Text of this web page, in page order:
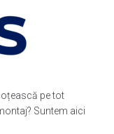
pe tot
Suntem aici